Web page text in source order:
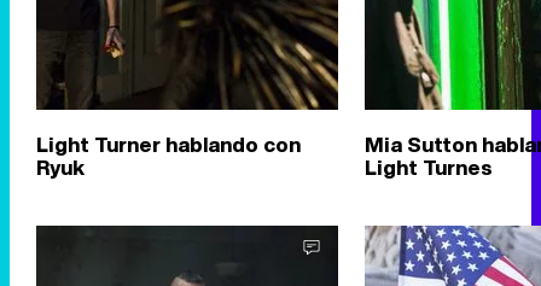
Light Turner hablando con
Ryuk
Mia Sutton
Light Turnes